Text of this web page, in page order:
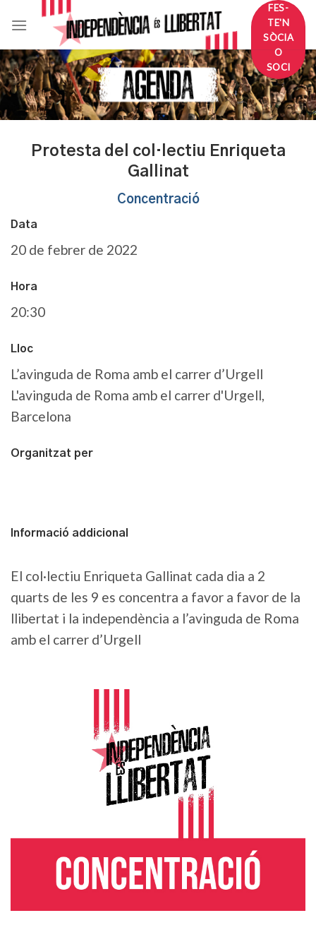
FES-
TE'N
SÒCIA
O
SOCI
Protesta del col·lectiu Enriqueta
Gallinat
Concentració
Data
20 de febrer de 2022
Hora
20:30
Lloc
L’avinguda de Roma amb el carrer d’Urgell
L'avinguda de Roma amb el carrer d'Urgell,
Barcelona
Organitzat per
Informació addicional
El col·lectiu Enriqueta Gallinat cada dia a 2
quarts de les 9 es concentra a favor a favor de la
llibertat i la independència a l’avinguda de Roma
amb el carrer d’Urgell